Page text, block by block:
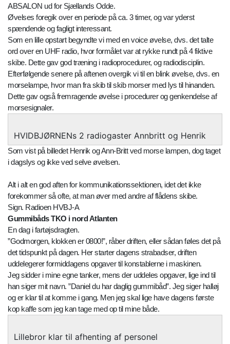
ABSALON ud for Sjællands Odde.
Øvelses foregik over en periode på ca. 3 timer, og var yderst
spændende og fagligt interessant.
Som en lille opstart begyndte vi med en voice øvelse, dvs. det talte
ord over en UHF radio, hvor formålet var at rykke rundt på 4 fiktive
skibe. Dette gav god træning i radioprocedurer, og radiodisciplin.
Efterfølgende senere på aftenen overgik vi til en blink øvelse, dvs. en
morselampe, hvor man fra skib til skib morser med lys til hinanden.
Dette gav også fremragende øvelse i procedurer og genkendelse af
morsesignaler.
HVIDBJØRNENs 2 radiogaster Annbritt og Henrik
Som vist på billedet Henrik og Ann-Britt ved morse lampen, dog taget
i dagslys og ikke ved selve øvelsen.
Alt i alt en god aften for kommunikationssektionen, idet det ikke
forekommer så ofte, at man øver med andre af flådens skibe.
Sign. Radioen HVBJ-A
Gummibåds TKO i nord Atlanten
En dag i fartøjsdragten.
”Godmorgen, klokken er 0800!”, råber driften, eller sådan føles det på
det tidspunkt på dagen. Her starter dagens strabadser, driften
uddelegerer formiddagens opgaver til konstablerne i maskinen.
Jeg sidder i mine egne tanker, mens der uddeles opgaver, lige ind til
han siger mit navn. ”Daniel du har daglig gummibåd”. Jeg siger halløj
og er klar til at komme i gang. Men jeg skal lige have dagens første
kop kaffe som jeg kan tage med op til mine både.
Lillebror klar til afhenting af personel